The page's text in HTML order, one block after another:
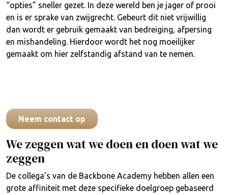
“opties” sneller gezet. In deze wereld ben je jager of prooi
en is er sprake van zwijgrecht. Gebeurt dit niet vrijwillig
dan wordt er gebruik gemaakt van bedreiging, afpersing
en mishandeling. Hierdoor wordt het nog moeilijker
gemaakt om hier zelfstandig afstand van te nemen.
Neem contact op
We zeggen wat we doen en doen wat we
zeggen
De collega’s van de Backbone Academy hebben allen een
grote affiniteit met deze specifieke doelgroep gebaseerd